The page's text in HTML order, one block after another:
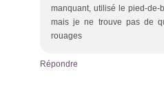
manquant, utilisé le pied-de-
mais je ne trouve pas de
rouages
Répondre